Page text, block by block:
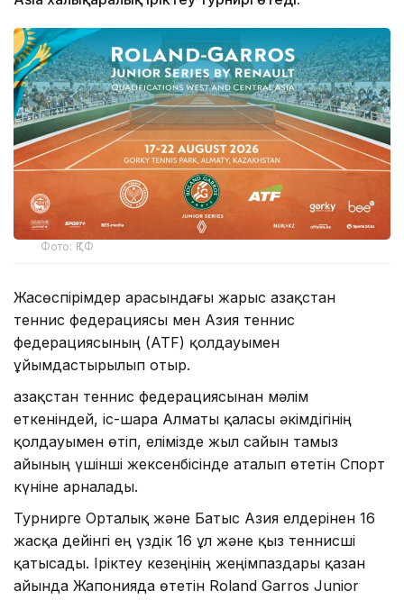
Фото: ҚТФ
Жасөспірімдер арасындағы жарыс Қазақстан
теннис федерациясы мен Азия теннис
федерациясының (ATF) қолдауымен
ұйымдастырылып отыр.
Қазақстан теннис федерациясынан мәлім
еткеніндей, іс-шара Алматы қаласы әкімдігінің
қолдауымен өтіп, елімізде жыл сайын тамыз
айының үшінші жексенбісінде аталып өтетін Спорт
күніне арналады.
Турнирге Орталық және Батыс Азия елдерінен 16
жасқа дейінгі ең үздік 16 ұл және қыз теннисші
қатысады. Іріктеу кезеңінің жеңімпаздары қазан
айында Жапонияда өтетін Roland Garros Junior